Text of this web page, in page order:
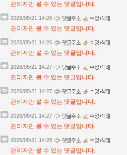
관리자만 볼 수 있는 댓글입니다.
2026/05/21 14:26
관리자만 볼 수 있는 댓글입니다.
2026/05/21 14:26
관리자만 볼 수 있는 댓글입니다.
2026/05/21 14:27
관리자만 볼 수 있는 댓글입니다.
2026/05/21 14:27
관리자만 볼 수 있는 댓글입니다.
2026/05/21 14:27
관리자만 볼 수 있는 댓글입니다.
2026/05/21 14:28
관리자만 볼 수 있는 댓글입니다.